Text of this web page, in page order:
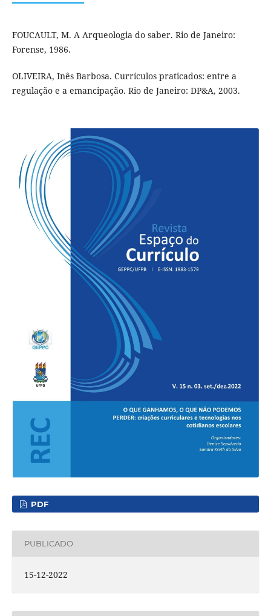
FOUCAULT, M. A Arqueologia do saber. Rio de Janeiro:
Forense, 1986.
OLIVEIRA, Inês Barbosa. Currículos praticados: entre a
regulação e a emancipação. Rio de Janeiro: DP&A, 2003.
PDF
PUBLICADO
15-12-2022